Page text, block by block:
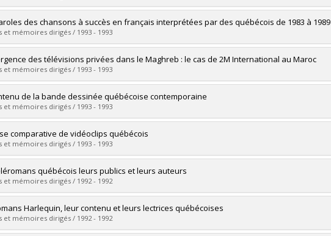
:M. Sc.
le document dans Papyrus
: Giguère, David
Master's
:M. Sc.
le document dans Papyrus
des chansons à succès en français interprétées par des québécois de 1983 à 1989
et mémoires dirigés / 1993 - 1993
:Blain, Véronique
Master's
:M. Sc.
le document dans Papyrus
des télévisions privées dans le Maghreb : le cas de 2M International au Maroc
et mémoires dirigés / 1993 - 1993
:Bouchaara, Taoufik
Master's
:M. Sc.
le document dans Papyrus
de la bande dessinée québécoise contemporaine
et mémoires dirigés / 1993 - 1993
:Huard, Pierre
Master's
:M. Sc.
le document dans Papyrus
comparative de vidéoclips québécois
et mémoires dirigés / 1993 - 1993
:Yelle, François
Master's
:M. Sc.
le document dans Papyrus
québécois leurs publics et leurs auteurs
et mémoires dirigés / 1992 - 1992
: Lapointe, Anne
Master's
:M. Sc.
Harlequin, leur contenu et leurs lectrices québécoises
et mémoires dirigés / 1992 - 1992